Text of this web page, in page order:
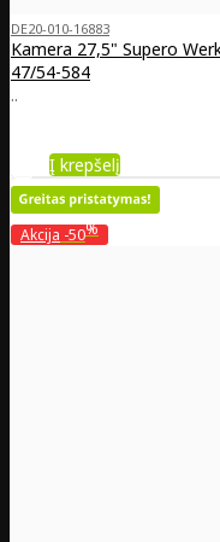
DE20-010-16883
Kamera 27,5" Supero
47/54-584
..
Į krepšelį
Akcija -50%